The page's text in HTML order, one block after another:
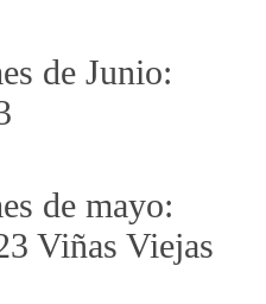
de Junio:
de mayo:
Viñas Viejas